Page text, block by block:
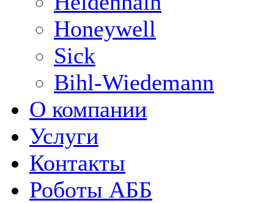
Honeywell
Sick
Bihl-Wiedemann
О компании
Услуги
Контакты
Роботы АББ